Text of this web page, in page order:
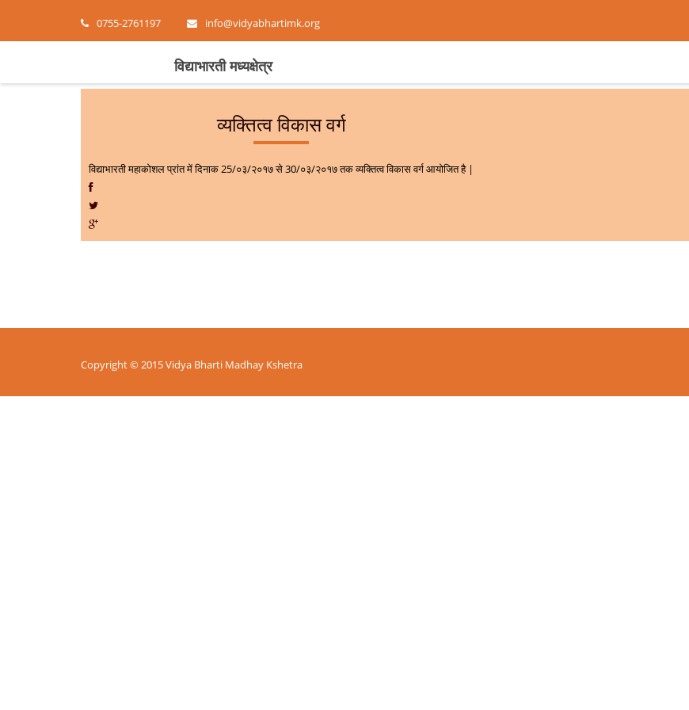
0755-2761197 info@vidyabhartimk.org
विद्याभारती मध्यक्षेत्र
व्यक्तित्व विकास वर्ग
विद्याभारती महाकोशल प्रांत में दिनाक 25/०३/२०१७ से 30/०३/२०१७ तक व्यक्तित्व विकास वर्ग आयोजित है |
Copyright © 2015 Vidya Bharti Madhay Kshetra